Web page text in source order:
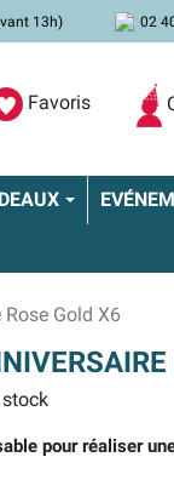
13h) 02
Favoris
Gold X6
stock
pour réaliser